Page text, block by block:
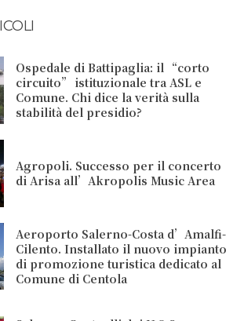
Ospedale di Battipaglia: il “corto
circuito” istituzionale tra ASL e
Comune. Chi dice la verità sulla
stabilità del presidio?
Agropoli. Successo per il concerto
di Arisa all’Akropolis Music Area
Aeroporto Salerno-Costa d’Amalfi-
Cilento. Installato il nuovo impianto
di promozione turistica dedicato al
Comune di Centola